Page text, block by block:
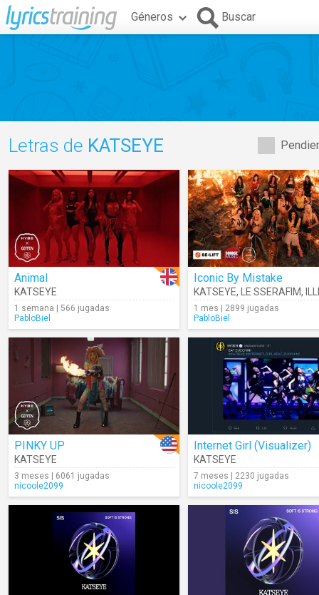
Géneros Buscar
Letras de KATSEYE
Animal
KATSEYE
1 semana | 566 jugadas
PabloBiel
Iconic By Mistake
KATSEYE, LE SSERAFIM,
1 mes | 2899 jugadas
PabloBiel
PINKY UP
KATSEYE
3 meses | 6061 jugadas
nicoole2099
Internet Girl (Visualizer)
KATSEYE
7 meses | 2230 jugadas
nicoole2099